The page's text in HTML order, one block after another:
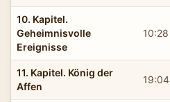
10. Kapitel.
Geheimnisvolle
Ereignisse
10:28
11. Kapitel. König der
Affen
19:04